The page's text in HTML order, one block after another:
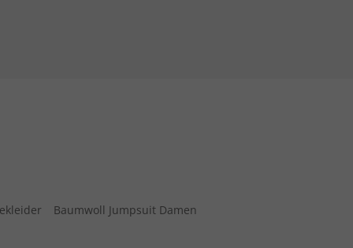
Baumwoll Jumpsuit Damen